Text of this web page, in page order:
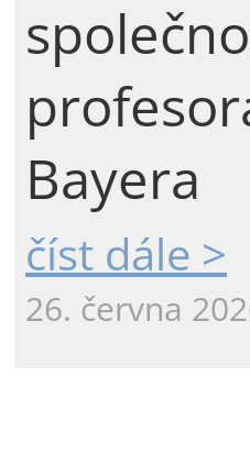
Bayera
číst dále >
26. června